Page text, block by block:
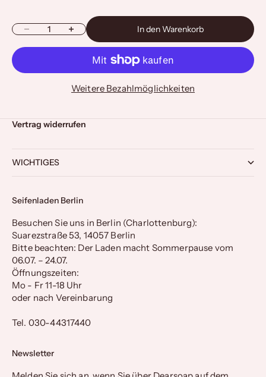
Anzahl verringernAnzahl erhöhen In den Warenkorb
Weitere Bezahlmöglichkeiten
Vertrag widerrufen
WICHTIGES
Seifenladen Berlin
Besuchen Sie uns in Berlin (Charlottenburg):
Suarezstraße 53, 14057 Berlin
Bitte beachten: Der Laden macht Sommerpause vom
06.07. – 24.07.
Öffnungszeiten:
Mo - Fr 11-18 Uhr
oder nach Vereinbarung
Tel. 030-44317440
Newsletter